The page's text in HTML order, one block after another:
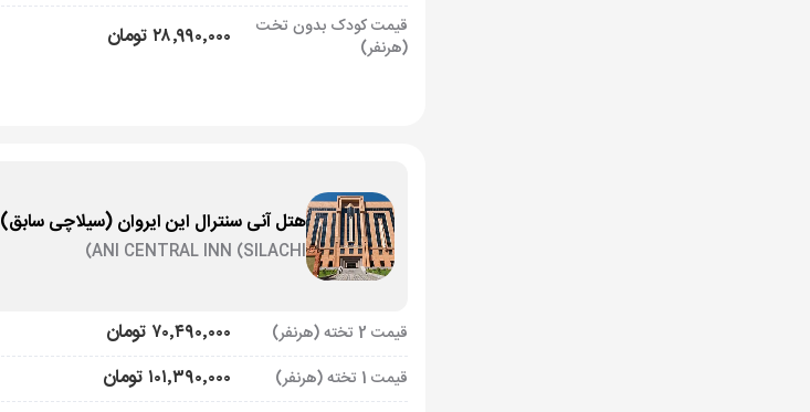
قیمت کودک بدون تخت
(هرنفر)
۲۸٬۹۹۰٬۰۰۰ تومان
هتل آنی سنترال این ایروان (سیلاچی سابق)
ANI CENTRAL INN (SILACHI)
قیمت 2 تخته (هرنفر) ۷۰٬۴۹۰٬۰۰۰ تومان
قیمت 1 تخته (هرنفر) ۱۰۱٬۳۹۰٬۰۰۰ تومان